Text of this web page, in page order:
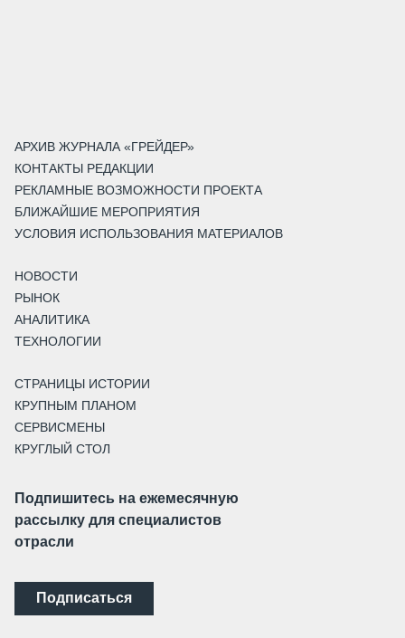
АРХИВ ЖУРНАЛА «ГРЕЙДЕР»
КОНТАКТЫ РЕДАКЦИИ
РЕКЛАМНЫЕ ВОЗМОЖНОСТИ ПРОЕКТА
БЛИЖАЙШИЕ МЕРОПРИЯТИЯ
УСЛОВИЯ ИСПОЛЬЗОВАНИЯ МАТЕРИАЛОВ
НОВОСТИ
РЫНОК
АНАЛИТИКА
ТЕХНОЛОГИИ
СТРАНИЦЫ ИСТОРИИ
КРУПНЫМ ПЛАНОМ
СЕРВИСМЕНЫ
КРУГЛЫЙ СТОЛ
Подпишитесь на ежемесячную
рассылку для специалистов
отрасли
Подписаться